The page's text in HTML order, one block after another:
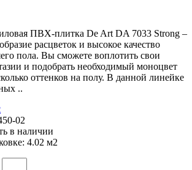
ПВХ-плитка De Art DA 7033 Strong –
расцветок и высокое качество
пола. Вы сможете воплотить свои
и подобрать необходимый моноцвет
оттенков на полу. В данной линейке
..
02
в наличии
4.02 м2